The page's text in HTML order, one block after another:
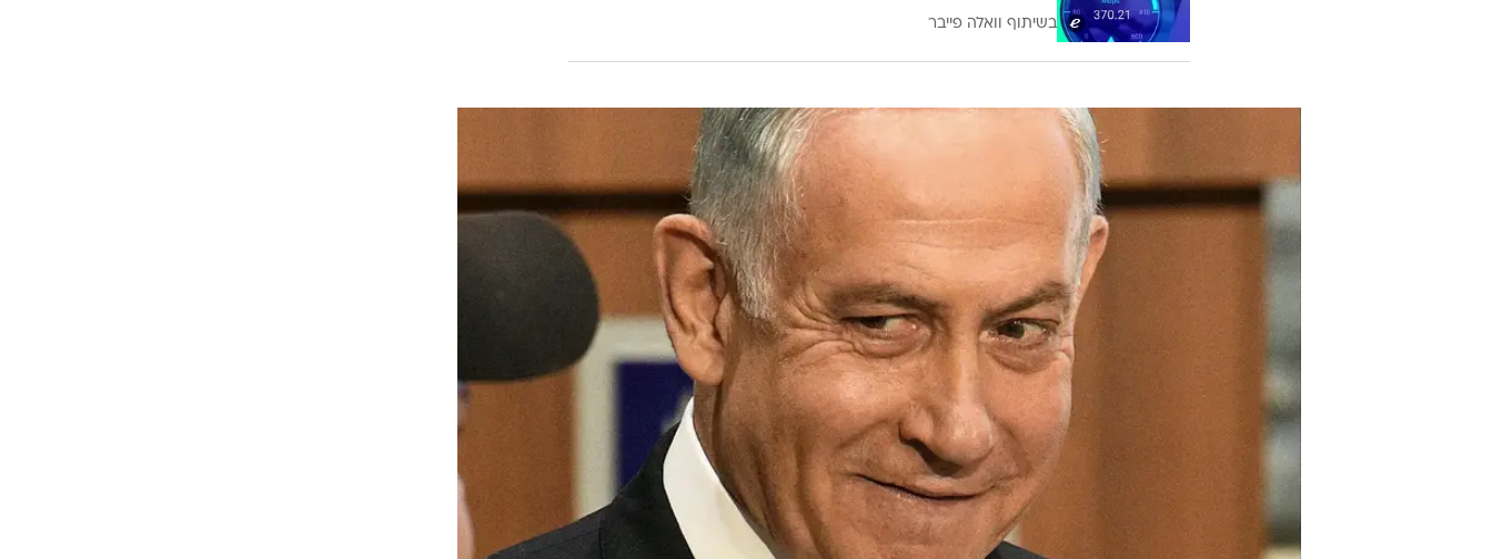
אני מניח שגפני יודע, הוא רק החליט להיות קצת פופוליסט ולהשמיע משהו שינעם לאזנם של משלמי
פופוליזם הוא התכונה האחרונה שאפשר לייחל לה.
חווית גלישה וטלוויזיה איכותית בזול? עכשיו זה אפשרי!
בשיתוף וואלה פייבר